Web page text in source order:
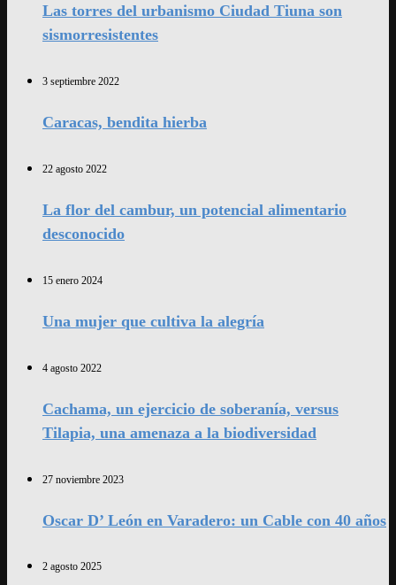
Las torres del urbanismo Ciudad Tiuna son
sismorresistentes
3 septiembre 2022
Caracas, bendita hierba
22 agosto 2022
La flor del cambur, un potencial alimentario
desconocido
15 enero 2024
Una mujer que cultiva la alegría
4 agosto 2022
Cachama, un ejercicio de soberanía, versus
Tilapia, una amenaza a la biodiversidad
27 noviembre 2023
Oscar D’ León en Varadero: un Cable con 40 años
2 agosto 2025